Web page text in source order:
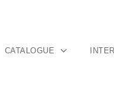
CATALOGUE